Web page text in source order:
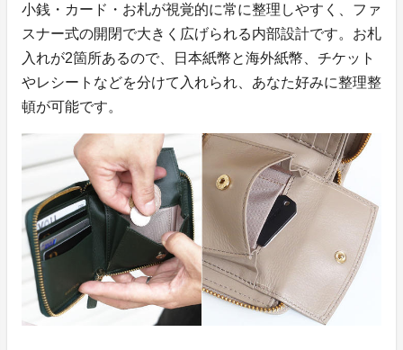
小銭・カード・お札が視覚的に常に整理しやすく、ファ
スナー式の開閉で大きく広げられる内部設計です。お札
入れが2箇所あるので、日本紙幣と海外紙幣、チケット
やレシートなどを分けて入れられ、あなた好みに整理整
頓が可能です。